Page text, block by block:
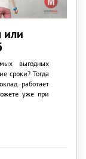
или
выгодных
сроки? Тогда
работает
уже при